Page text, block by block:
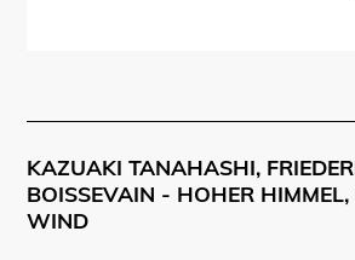
KAZUAKI TANAHASHI,
BOISSEVAIN - HOHER HIMMEL,
WIND